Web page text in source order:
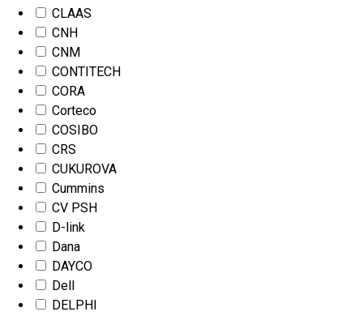
CLAAS
CNH
CNM
CONTITECH
CORA
Corteco
COSIBO
CRS
CUKUROVA
Cummins
CV PSH
D-link
Dana
DAYCO
Dell
DELPHI